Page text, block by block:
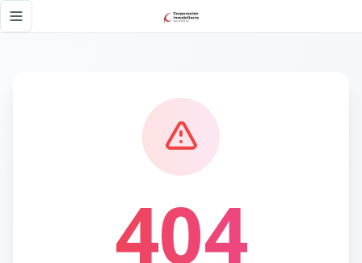
Toggle navigation menu
404
Página no encontrada - Corporación Inmobiliaria RD